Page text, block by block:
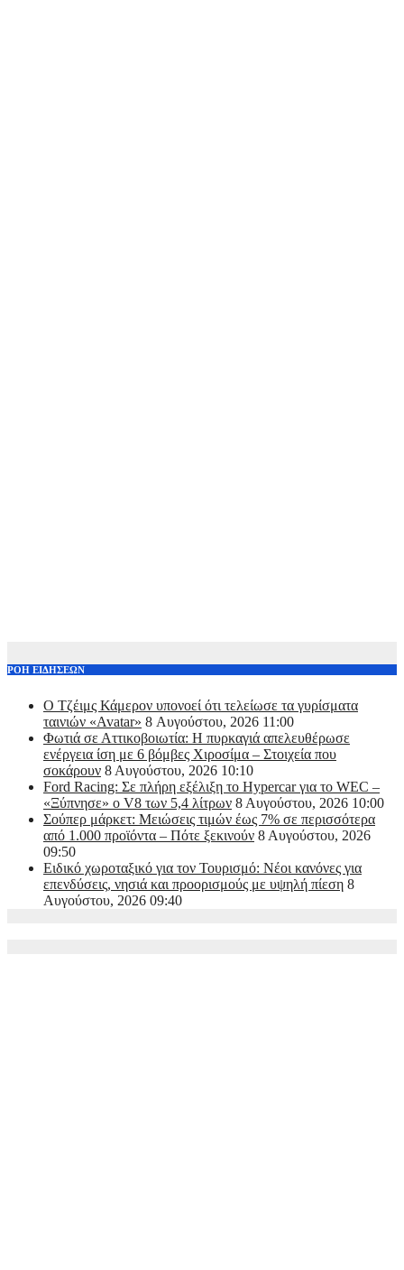
ΡΟΗ ΕΙΔΗΣΕΩΝ
Ο Τζέιμς Κάμερον υπονοεί ότι τελείωσε τα γυρίσματα
ταινιών «Avatar» 8 Αυγούστου, 2026 11:00
Φωτιά σε Αττικoβοιωτία: Η πυρκαγιά απελευθέρωσε
ενέργεια ίση με 6 βόμβες Χιροσίμα – Στοιχεία που
σοκάρουν 8 Αυγούστου, 2026 10:10
Ford Racing: Σε πλήρη εξέλιξη το Hypercar για το WEC –
«Ξύπνησε» ο V8 των 5,4 λίτρων 8 Αυγούστου, 2026 10:00
Σούπερ μάρκετ: Μειώσεις τιμών έως 7% σε περισσότερα
από 1.000 προϊόντα – Πότε ξεκινούν 8 Αυγούστου, 2026
09:50
Ειδικό χωροταξικό για τον Τουρισμό: Νέοι κανόνες για
επενδύσεις, νησιά και προορισμούς με υψηλή πίεση 8
Αυγούστου, 2026 09:40